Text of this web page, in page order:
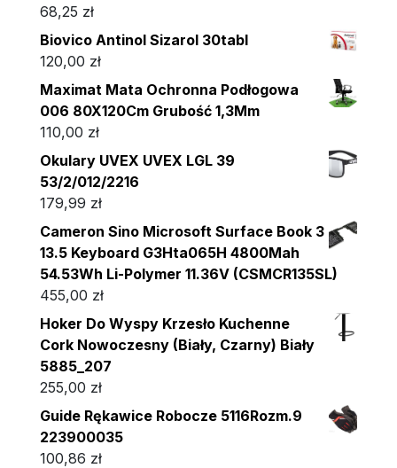
68,25 zł
Biovico Antinol Sizarol 30tabl
120,00 zł
Maximat Mata Ochronna Podłogowa
006 80X120Cm Grubość 1,3Mm
110,00 zł
Okulary UVEX UVEX LGL 39
53/2/012/2216
179,99 zł
Cameron Sino Microsoft Surface Book 3
13.5 Keyboard G3Hta065H 4800Mah
54.53Wh Li-Polymer 11.36V (CSMCR135SL)
455,00 zł
Hoker Do Wyspy Krzesło Kuchenne
Cork Nowoczesny (Biały, Czarny) Biały
5885_207
255,00 zł
Guide Rękawice Robocze 5116Rozm.9
223900035
100,86 zł